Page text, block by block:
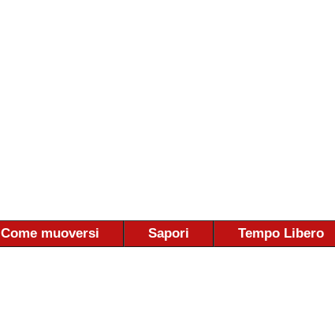
Come muoversi Sapori Tempo Libero